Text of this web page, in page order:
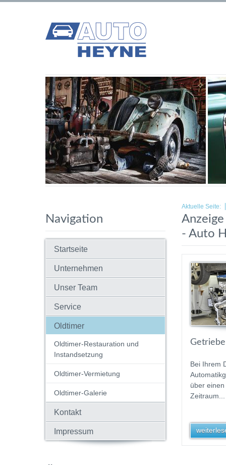
Navigation
Startseite
Unternehmen
Unser Team
Service
Oldtimer
Oldtimer-Restauration und
Instandsetzung
Oldtimer-Vermietung
Oldtimer-Galerie
Kontakt
Impressum
Aktuelle Seite:
- Auto
Bei Ihrem
über
Zeitraum...